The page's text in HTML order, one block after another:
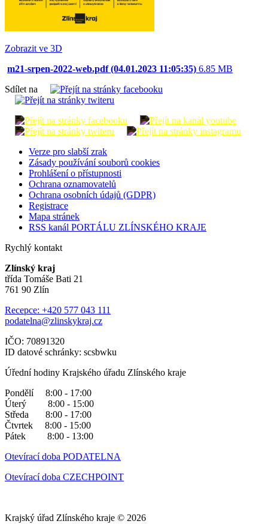
Zobrazit ve 3D
m21-srpen-2022-web.pdf (04.01.2023 11:05:35) 6.85 MB
Sdílet na
Verze pro slabší zrak
Zásady používání souborů cookies
Prohlášení o přístupnosti
Ochrana oznamovatelů
Ochrana osobních údajů (GDPR)
Registrace
Mapa stránek
RSS kanál PORTÁLU ZLÍNSKÉHO KRAJE
Rychlý kontakt
Zlínský kraj
třída Tomáše Bati 21
761 90 Zlín
Recepce: +420 577 043 111
podatelna@zlinskykraj.cz
IČO: 70891320
ID datové schránky: scsbwku
Úřední hodiny Krajského úřadu Zlínského kraje
Pondělí 8:00 - 17:00
Úterý 8:00 - 15:00
Středa 8:00 - 17:00
Čtvrtek 8:00 - 15:00
Pátek 8:00 - 13:00
Otevírací doba PODATELNA
Otevírací doba CZECHPOINT
Krajský úřad Zlínského kraje © 2026